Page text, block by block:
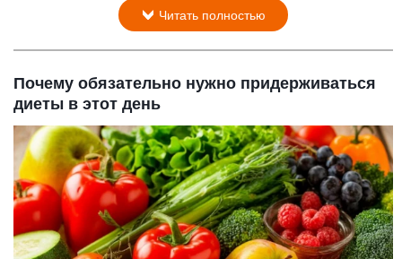
Читать полностью
Почему обязательно нужно придерживаться
диеты в этот день